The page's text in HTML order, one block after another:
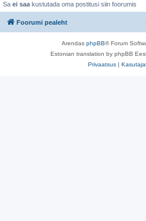
Sa ei saa kustutada oma postitusi siin foorumis
Foorumi pealeht
Arendas phpBB® Forum
Estonian translation by phpBB
Privaatsus |